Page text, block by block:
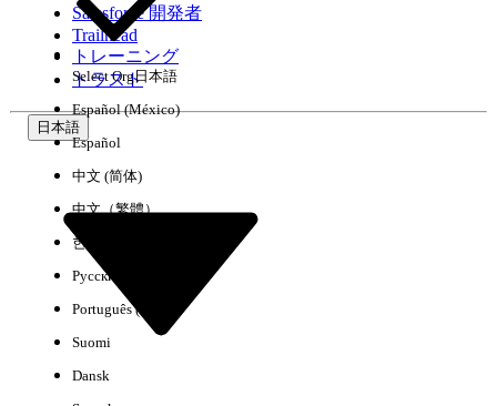
環境
Salesforce 開発者
Trailhead
トレーニング
トラスト
日本語
Select Org日本語
Español (México)
Español
中文 (简体)
中文（繁體）
한국어
Русский
Português (Brasil)
Suomi
Dansk